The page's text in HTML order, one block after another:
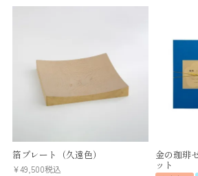
箔プレート（久遠色）
¥49,500税込
金の珈琲
ット